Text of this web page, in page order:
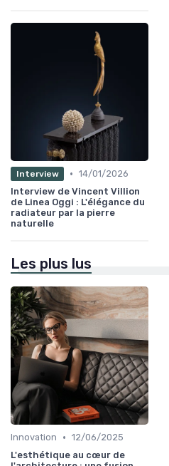
Interview • 14/01/2026
Interview de Vincent Villion
de Linea Oggi : L'élégance du
radiateur par la pierre
naturelle
Les plus lus
Innovation • 12/06/2025
L'esthétique au cœur de